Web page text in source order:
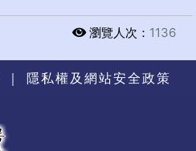
瀏覽人次： 1136
｜ 隱私權及網站安全政策